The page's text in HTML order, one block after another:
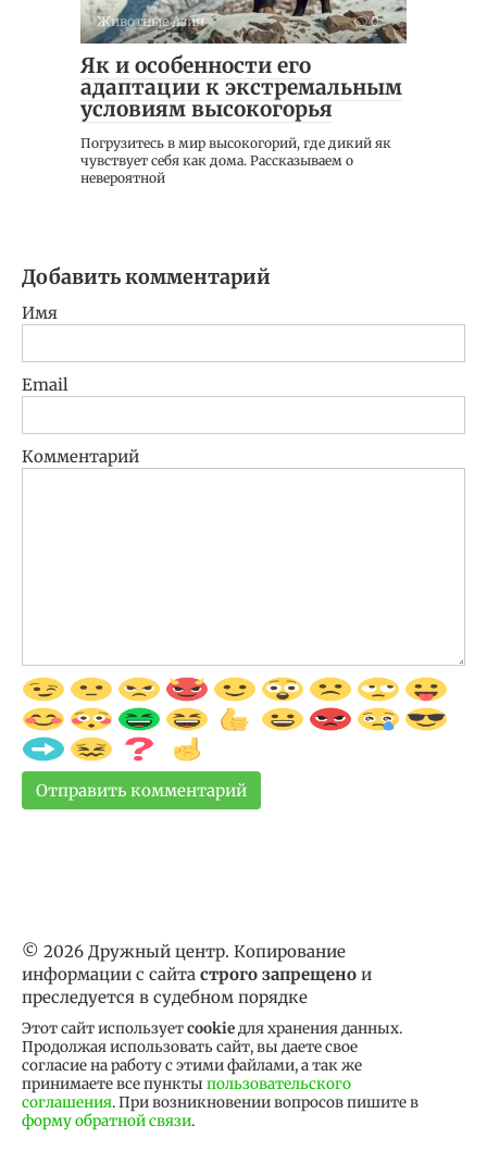
Животные Азии 0
Як и особенности его
адаптации к экстремальным
условиям высокогорья
Погрузитесь в мир высокогорий, где дикий як
чувствует себя как дома. Рассказываем о
невероятной
Добавить комментарий
Имя
Email
Комментарий
© 2026 Дружный центр. Копирование
информации с сайта строго запрещено и
преследуется в судебном порядке
Этот сайт используетcookieдля хранения данных.
Продолжая использовать сайт, вы даете свое
согласие на работу с этими файлами, а так же
принимаете все пункты пользовательского
соглашения. При возникновении вопросов пишите в
форму обратной связи.